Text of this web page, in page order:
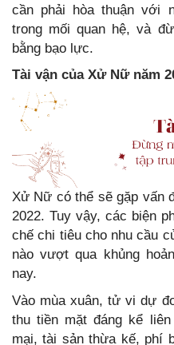
cần phải hòa thuận với
trong mối quan hệ, và
bằng bạo lực.
Tài vận của Xử Nữ năm
Xử Nữ có thể sẽ gặp vấn
2022. Tuy vậy, các biện
chế chi tiêu cho nhu cầu
nào vượt qua khủng
nay.
Vào mùa xuân, tử vi dự
thu tiền mặt đáng kể
mại, tài sản thừa kế, phí